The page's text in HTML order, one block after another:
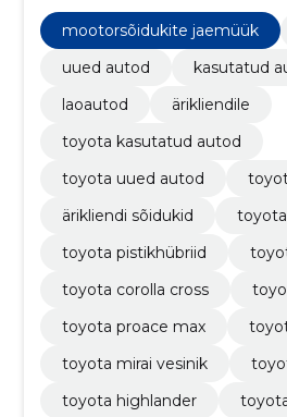
mootorsõidukite jaemüük
uued autod
kasutatud
laoautod
ärikliendile
toyota kasutatud autod
toyota uued autod
ärikliendi sõidukid
toyota pistikhübriid
toyota corolla cross
toyota proace max
toyota mirai vesinik
toyota highlander